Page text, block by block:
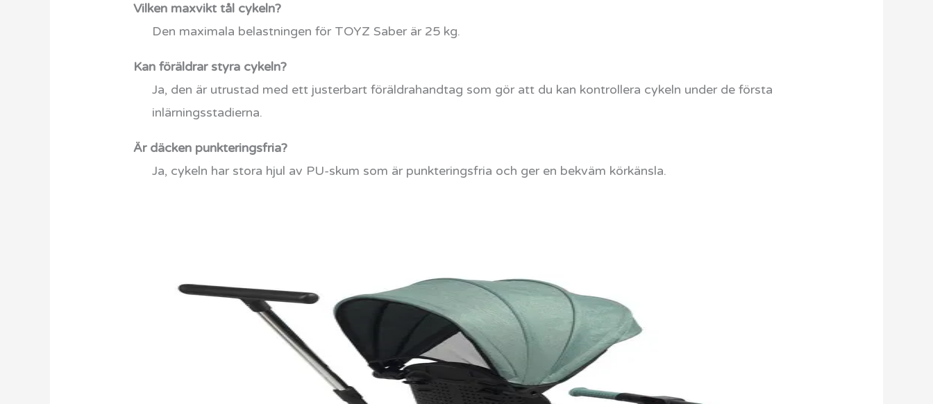
Vilken maxvikt tål cykeln?
Den maximala belastningen för TOYZ Saber är 25 kg.
Kan föräldrar styra cykeln?
Ja, den är utrustad med ett justerbart föräldrahandtag som gör att du kan kontrollera cykeln under de första
inlärningsstadierna.
Är däcken punkteringsfria?
Ja, cykeln har stora hjul av PU-skum som är punkteringsfria och ger en bekväm körkänsla.